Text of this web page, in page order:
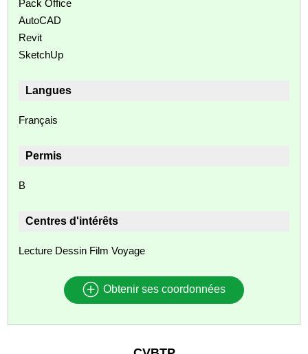
Pack Office
AutoCAD
Revit
SketchUp
Langues
Français
Permis
B
Centres d'intérêts
Lecture Dessin Film Voyage
Obtenir ses coordonnées